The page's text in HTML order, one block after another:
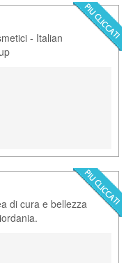
- Italian
di cura e bellezza